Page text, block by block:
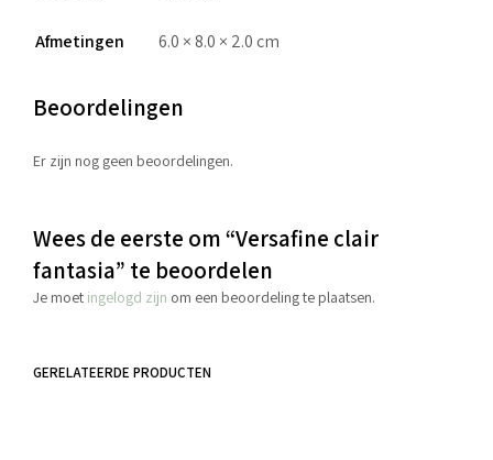
Afmetingen 6.0 × 8.0 × 2.0 cm
Beoordelingen
Er zijn nog geen beoordelingen.
Wees de eerste om “Versafine clair
fantasia” te beoordelen
Je moet ingelogd zijn om een beoordeling te plaatsen.
GERELATEERDE PRODUCTEN